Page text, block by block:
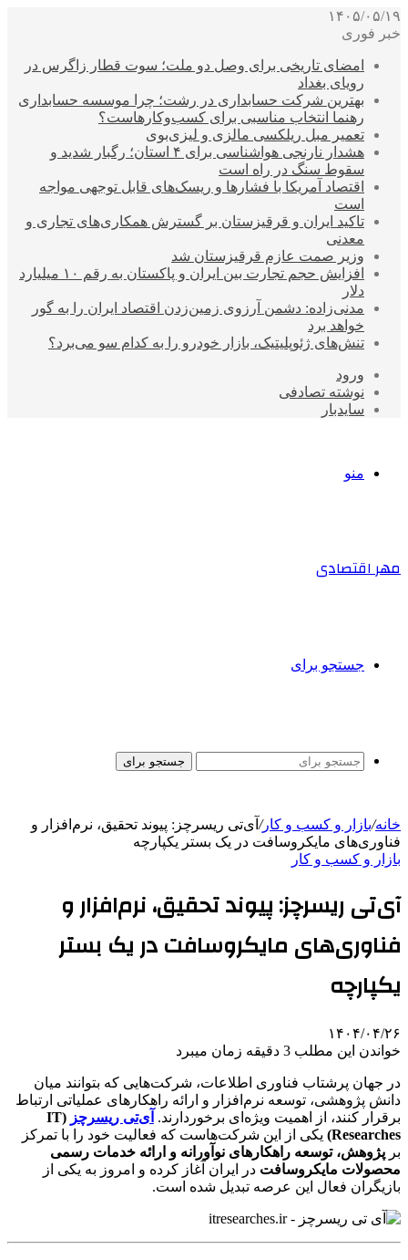
۱۴۰۵/۰۵/۱۹
خبر فوری
امضای تاریخی برای وصل دو ملت؛ سوت قطار زاگرس در
رویای بغداد
بهترین شرکت حسابداری در رشت؛ چرا موسسه حسابداری
رهنما انتخاب مناسبی برای کسب‌وکارهاست؟
تعمیر مبل ریلکسی مالزی و لیزی‌بوی
هشدار نارنجی هواشناسی برای ۴ استان؛ رگبار شدید و
سقوط سنگ در راه است
اقتصاد آمریکا با فشارها و ریسک‌های قابل توجهی مواجه
است
تاکید ایران و قرقیزستان بر گسترش همکاری‌های تجاری و
معدنی
وزیر صمت عازم قرقیزستان شد
افزایش حجم تجارت بین ایران و پاکستان به رقم ۱۰ میلیارد
دلار
مدنی‌زاده: دشمن آرزوی زمین‌زدن اقتصاد ایران را به گور
خواهد برد
تنش‌های ژئوپلیتیک، بازار خودرو را به کدام سو می‌برد؟
ورود
نوشته تصادفی
سایدبار
منو
مهر اقتصادی
جستجو برای
جستجو برای
خانه/بازار و کسب و کار/ آی‌تی ریسرچز: پیوند تحقیق، نرم‌افزار و
فناوری‌های مایکروسافت در یک بستر یکپارچه
بازار و کسب و کار
آی‌تی ریسرچز: پیوند تحقیق، نرم‌افزار و
فناوری‌های مایکروسافت در یک بستر
یکپارچه
۱۴۰۴/۰۴/۲۶
خواندن این مطلب 3 دقیقه زمان میبرد
در جهان پرشتاب فناوری اطلاعات، شرکت‌هایی که بتوانند میان
دانش پژوهشی، توسعه نرم‌افزار و ارائه راهکارهای عملیاتی ارتباط
برقرار کنند، از اهمیت ویژه‌ای برخوردارند. آی‌تی ریسرچز
(IT
Researches) یکی از این شرکت‌هاست که فعالیت خود را با تمرکز
بر پژوهش، توسعه راهکارهای نوآورانه و ارائه خدمات رسمی
محصولات مایکروسافت در ایران آغاز کرده و امروز به یکی از
بازیگران فعال این عرصه تبدیل شده است.